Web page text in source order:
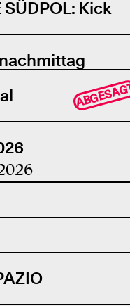
SÜDPOL: Kick